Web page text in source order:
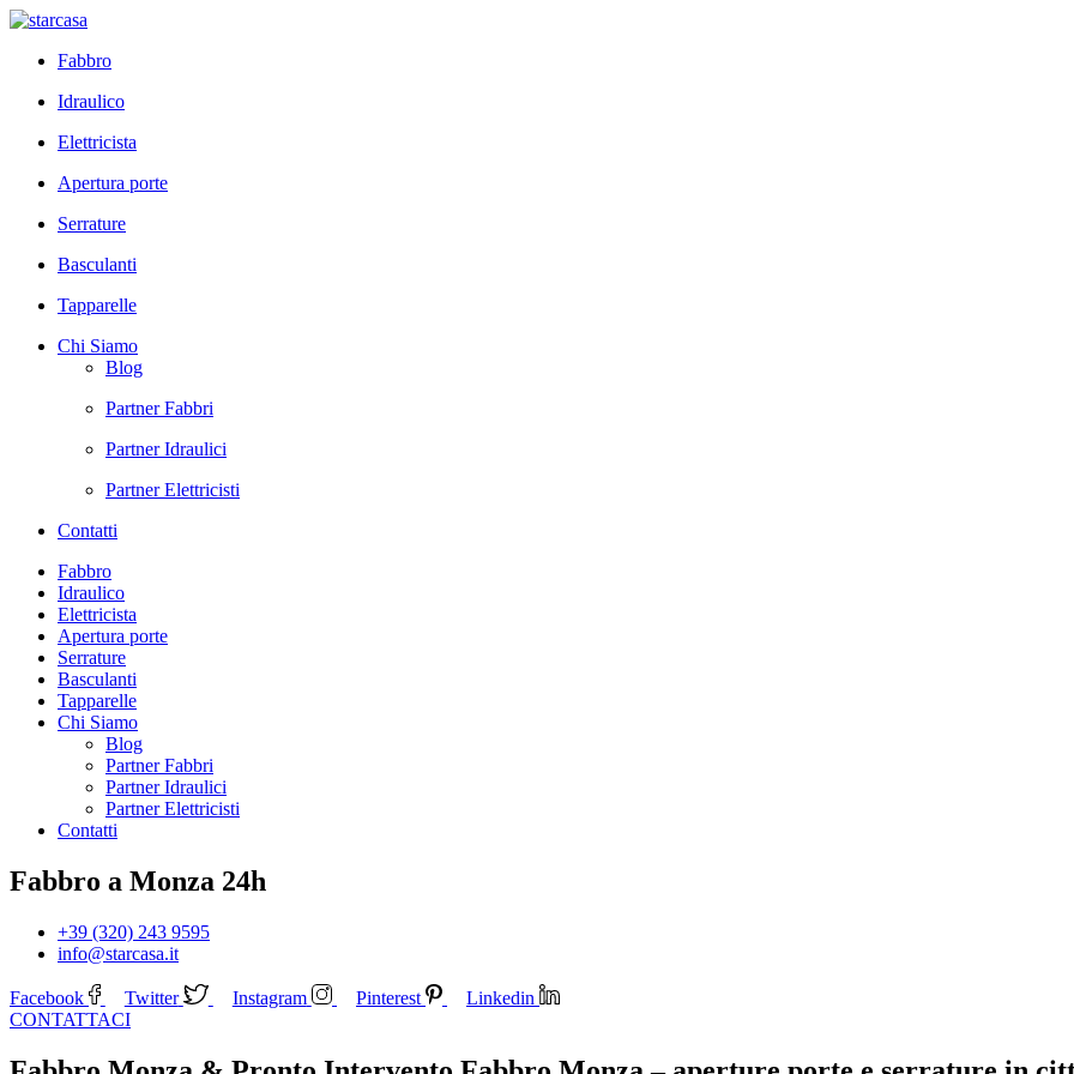
Fabbro
Idraulico
Elettricista
Apertura porte
Serrature
Basculanti
Tapparelle
Chi Siamo
Blog
Partner Fabbri
Partner Idraulici
Partner Elettricisti
Contatti
Fabbro
Idraulico
Elettricista
Apertura porte
Serrature
Basculanti
Tapparelle
Chi Siamo
Blog
Partner Fabbri
Partner Idraulici
Partner Elettricisti
Contatti
Fabbro a Monza 24h
+39 (320) 243 9595
info@starcasa.it
Facebook Twitter Instagram Pinterest
Linkedin
CONTATTACI